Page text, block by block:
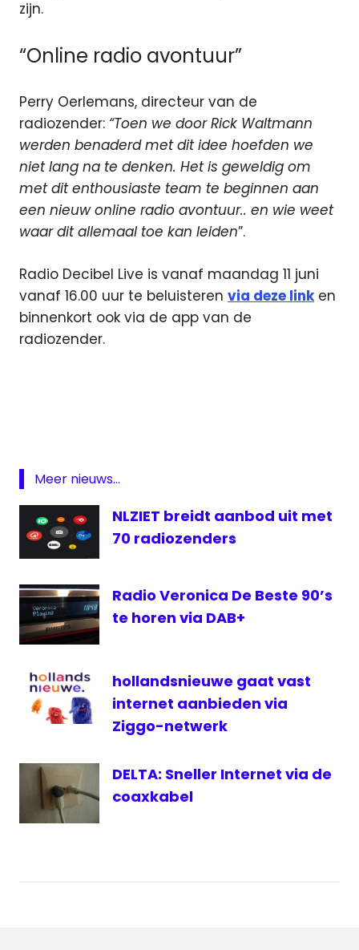
zijn.
“Online radio avontuur”
Perry Oerlemans, directeur van de
radiozender: “Toen we door Rick Waltmann
werden benaderd met dit idee hoefden we
niet lang na te denken. Het is geweldig om
met dit enthousiaste team te beginnen aan
een nieuw online radio avontuur.. en wie weet
waar dit allemaal toe kan leiden”.
Radio Decibel Live is vanaf maandag 11 juni
vanaf 16.00 uur te beluisteren via deze linken
binnenkort ook via de app van de
radiozender.
Perry
Radio
Radio
Radio
Decibel
Live
Waltmann
Meer nieuws...
NLZIET breidt aanbod uit met
70 radiozenders
Radio Veronica De Beste 90’s
te horen via DAB+
hollandsnieuwe gaat vast
internet aanbieden via
Ziggo-netwerk
DELTA: Sneller Internet via de
coaxkabel